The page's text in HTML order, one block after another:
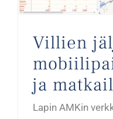
Villien
ja
Lapin AMKin